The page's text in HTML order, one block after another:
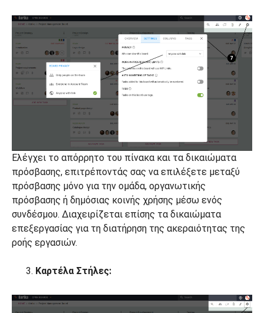
Ελέγχει το απόρρητο του πίνακα και τα δικαιώματα
πρόσβασης, επιτρέποντάς σας να επιλέξετε μεταξύ
πρόσβασης μόνο για την ομάδα, οργανωτικής
πρόσβασης ή δημόσιας κοινής χρήσης μέσω ενός
συνδέσμου. Διαχειρίζεται επίσης τα δικαιώματα
επεξεργασίας για τη διατήρηση της ακεραιότητας της
ροής εργασιών.
Καρτέλα Στήλες: